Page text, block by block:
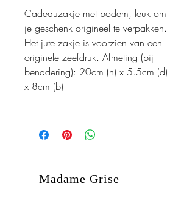
Cadeauzakje met bodem, leuk om
je geschenk origineel te verpakken.
Het jute zakje is voorzien van een
originele zeefdruk. Afmeting (bij
benadering): 20cm (h) x 5.5cm (d)
x 8cm (b)
Madame Grise